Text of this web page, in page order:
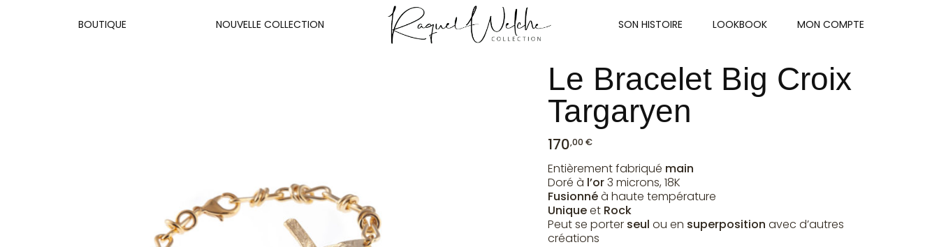
BOUTIQUE NOUVELLE COLLECTION SON HISTOIRE LOOKBOOK MON COMPTE
Le Bracelet Big Croix
Targaryen
170,00 €
Entièrement fabriqué main
Doré à l’or3 microns, 18K
Fusionnéà haute température
Uniqueet Rock
Peut se porter seul ou en superposition avec d’autres
créations